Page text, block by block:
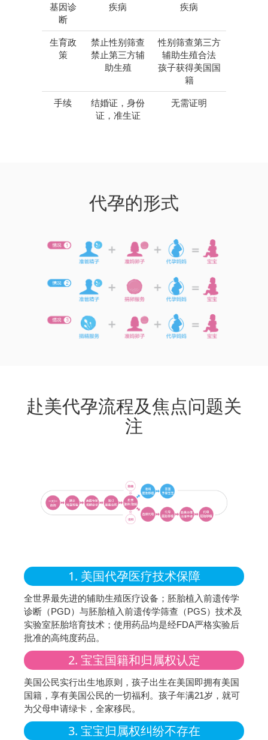
基因诊
断
疾病
疾病
生育政
策
禁止性别筛查
禁止第三方辅
助生殖
性别筛查第三方
辅助生殖合法
孩子获得美国国
籍
手续
结婚证，身份
证，准生证
无需证明
代孕的形式
赴美代孕流程及焦点问题关
注
1. 美国代孕医疗技术保障
全世界最先进的辅助生殖医疗设备；胚胎植入前遗传学
诊断（PGD）与胚胎植入前遗传学筛查（PGS）技术及
实验室胚胎培育技术；使用药品均是经FDA严格实验后
批准的高纯度药品。
2. 宝宝国籍和归属权认定
美国公民实行出生地原则，孩子出生在美国即拥有美国
国籍，享有美国公民的一切福利。孩子年满21岁，就可
为父母申请绿卡，全家移民。
3. 宝宝归属权纠纷不存在